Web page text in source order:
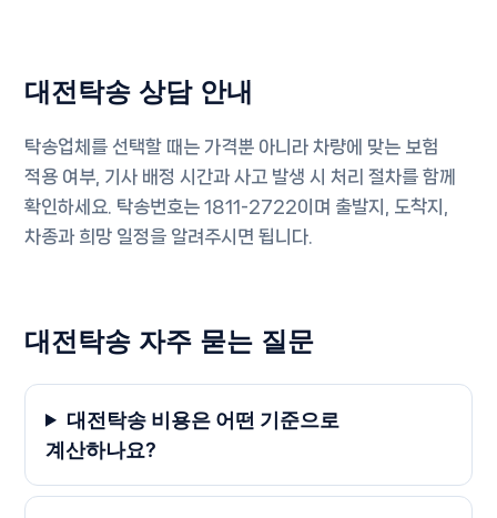
대전탁송 상담 안내
탁송업체를 선택할 때는 가격뿐 아니라 차량에 맞는 보험
적용 여부, 기사 배정 시간과 사고 발생 시 처리 절차를 함께
확인하세요. 탁송번호는 1811-2722이며 출발지, 도착지,
차종과 희망 일정을 알려주시면 됩니다.
대전탁송 자주 묻는 질문
대전탁송 비용은 어떤 기준으로
계산하나요?